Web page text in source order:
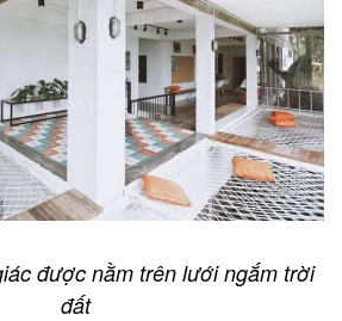
được nằm trên lưới ngắm trời
đất